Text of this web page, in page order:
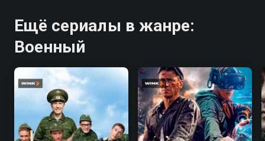
Ещё сериалы в жанре:
Военный